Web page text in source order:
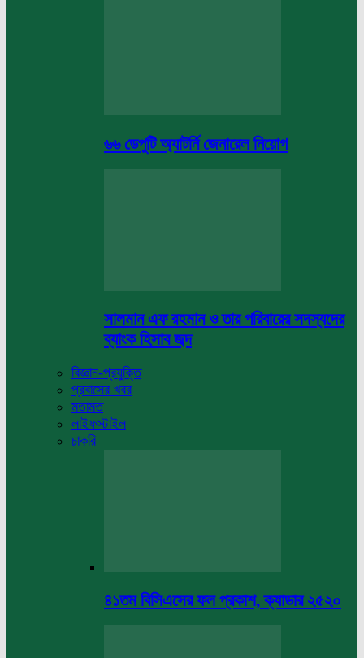
৬৬ ডেপুটি অ্যাটর্নি জেনারেল নিয়োগ
সালমান এফ রহমান ও তার পরিবারের সদস্যদের
ব্যাংক হিসাব জব্দ
বিজ্ঞান-প্রযুক্তি
প্রবাসের খবর
মতামত
লাইফস্টাইল
চাকরি
৪১তম বিসিএসের ফল প্রকাশ, ক্যাডার ২৫২০